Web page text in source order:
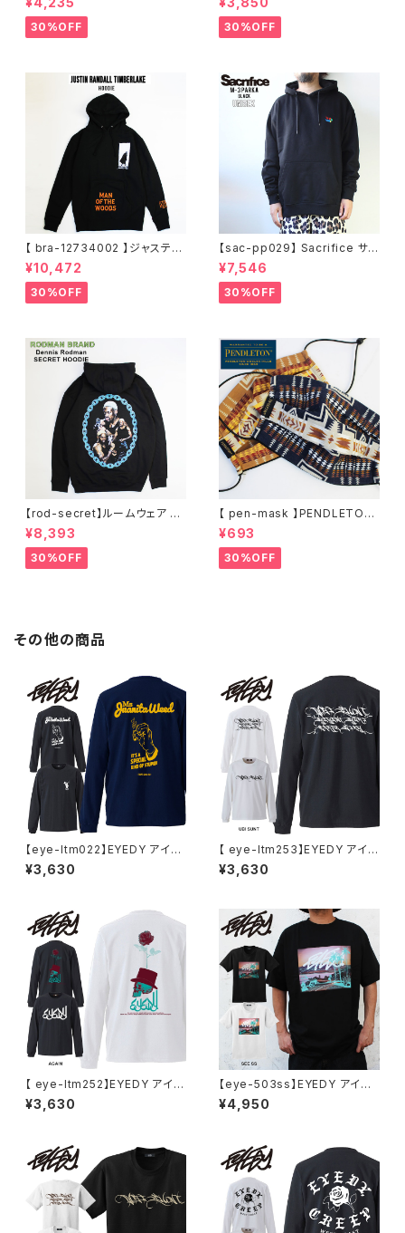
S/S T-SHIRTS ポパイ 半袖 シ
ョートスリーブT 大きいサイズ
半袖 M L XL 大きめ デザイン
30%OFF
S/S T-SHIRTS 半袖 ショート
スリーブT 大きいサイズ 半袖 M
L XL 大きめ デザイン プリント
30%OFF
【 bra-12734002 】ジャスティ
ンティンバーレイク Justin Ran
dall Timberlake MAN OF T
HE WOODS パーカー フーディ
ー アーティスト スウェットパー
¥10,472
30%OFF
【sac-pp029】 Sacrifice サク
リファイス 大きいサイズ メンズ
ユニセックス スウェット パーカ
ー 窓グラフィック 長袖 M L XL
XXL 2L 大きめ 長袖Tシャツ デ
サイズ ビッグシルエット 黒 通勤
通学 秋冬
¥7,546
30%OFF
【rod-secret】ルームウェア フ
ーディー アーティスト バンド ア
ウトドア RODMAN BRAND ロ
ッドマンブランド Dennis Rod
man RODAMAN SECRET H
¥8,393
30%OFF
【 pen-mask 】PENDLETON
ペンドルトン ファッションマス
ク アウトドア フリーサイズ アウ
トドア 通勤 通学 通気性 マスク
乾燥しない 蒸れない
¥693
30%OFF
その他の商品
【eye-ltm022】EYEDY アイデ
ィー 大きいサイズ メンズ ロング
tシャツ ロンt ワニータウィード
¥3,630
【 eye-ltm253】EYEDY アイデ
ィー 大きいサイズ メンズ ロング
Tシャツ UBI SUNT ロンT 長
TE BLACK ホワイト ブラック
¥3,630
【 eye-ltm252】EYEDY アイデ
ィー 大きいサイズ メンズ ロング
Tシャツ AGAIN ロンT 長袖 M
BLACK ホワイト ブラック
¥3,630
【eye-503ss】EYEDY アイデ
ィー SSメンズ レディース ユニ
セックス SEE 半袖 カットソー ブ
学
¥4,950